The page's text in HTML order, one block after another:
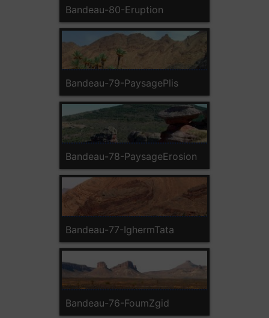
Bandeau-80-Eruption
Bandeau-79-PaysagePlis
Bandeau-78-PaysageErosion
Bandeau-77-IghermTata
Bandeau-76-FoumZgid